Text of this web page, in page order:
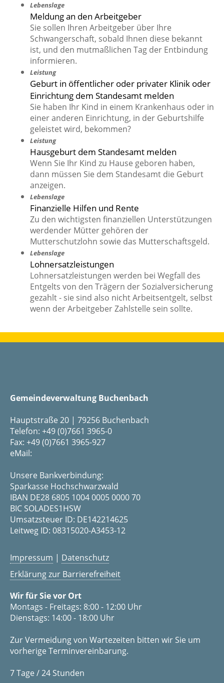
Lebenslage
Meldung an den Arbeitgeber
Sie sollen Ihren Arbeitgeber über Ihre
Schwangerschaft, sobald Ihnen diese bekannt
ist, und den mutmaßlichen Tag der Entbindung
informieren.
Leistung
Geburt in öffentlicher oder privater Klinik oder
Einrichtung dem Standesamt melden
Sie haben Ihr Kind in einem Krankenhaus oder in
einer anderen Einrichtung, in der Geburtshilfe
geleistet wird, bekommen?
Leistung
Hausgeburt dem Standesamt melden
Wenn Sie Ihr Kind zu Hause geboren haben,
dann müssen Sie dem Standesamt die Geburt
anzeigen.
Lebenslage
Finanzielle Hilfen und Rente
Zu den wichtigsten finanziellen Unterstützungen
werdender Mütter gehören der
Mutterschutzlohn sowie das Mutterschaftsgeld.
Lebenslage
Lohnersatzleistungen
Lohnersatzleistungen werden bei Wegfall des
Entgelts von den Trägern der Sozialversicherung
gezahlt - sie sind also nicht Arbeitsentgelt, selbst
wenn der Arbeitgeber Zahlstelle sein sollte.
Gemeindeverwaltung Buchenbach
Hauptstraße 20 | 79256 Buchenbach
Telefon: +49 (0)7661 3965-0
Fax: +49 (0)7661 3965-927
eMail:
Unsere Bankverbindung:
Sparkasse Hochschwarzwald
IBAN DE28 6805 1004 0005 0000 70
BIC SOLADES1HSW
Umsatzsteuer ID: DE142214625
Leitweg ID: 08315020-A3453-12
Impressum | Datenschutz
Erklärung zur Barrierefreiheit
Wir für Sie vor Ort
Montags - Freitags: 8:00 - 12:00 Uhr
Dienstags: 14:00 - 18:00 Uhr
Zur Vermeidung von Wartezeiten bitten wir Sie um
vorherige Terminvereinbarung.
7 Tage / 24 Stunden